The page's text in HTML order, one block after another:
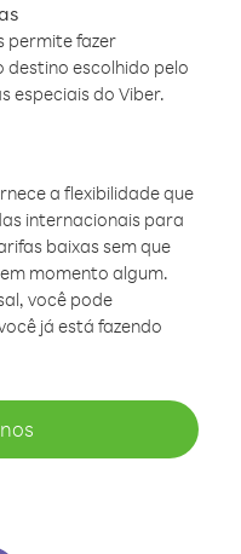
permite fazer
escolhido pelo
especiais do Viber.
a flexibilidade que
internacionais para
baixas sem que
momento algum.
você pode
já está fazendo